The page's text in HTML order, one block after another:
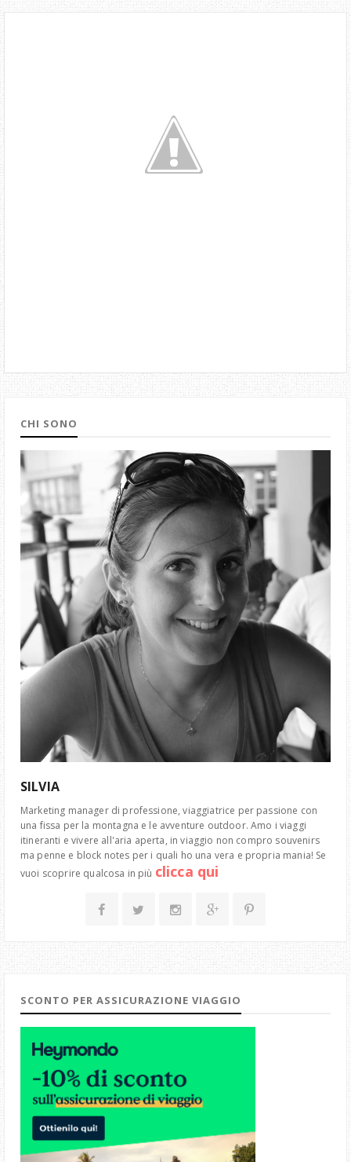
CHI SONO
SILVIA
Marketing manager di professione, viaggiatrice per passione con
una fissa per la montagna e le avventure outdoor. Amo i viaggi
itineranti e vivere all'aria aperta, in viaggio non compro souvenirs
ma penne e block notes per i quali ho una vera e propria mania! Se
vuoi scoprire qualcosa in più clicca qui
SCONTO PER ASSICURAZIONE VIAGGIO